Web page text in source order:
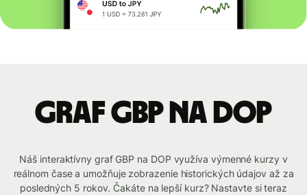
graf GBP na DOP
Náš interaktívny graf GBP na DOP využíva výmenné kurzy v
reálnom čase a umožňuje zobrazenie historických údajov až za
posledných 5 rokov. Čakáte na lepší kurz? Nastavte si teraz